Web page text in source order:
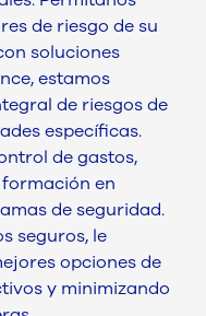
de riesgo de su
soluciones
estamos
de riesgos de
específicas.
de gastos,
en
de seguridad.
seguros, le
opciones de
y minimizando